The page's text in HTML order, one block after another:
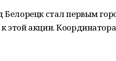
Белорецк стал первым
этой акции.